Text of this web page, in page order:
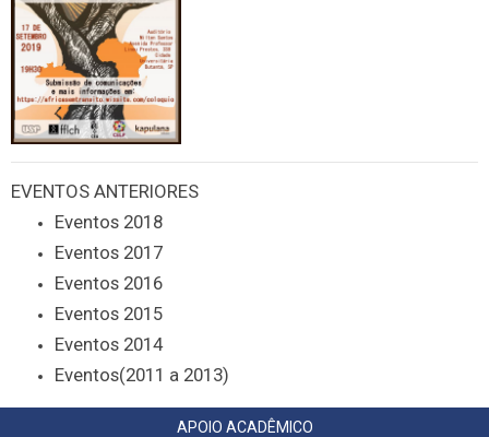
EVENTOS ANTERIORES
Eventos 2018
Eventos 2017
Eventos 2016
Eventos 2015
Eventos 2014
Eventos(2011 a 2013)
APOIO ACADÊMICO